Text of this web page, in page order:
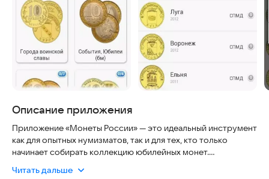
Описание приложения
Приложение «Монеты России» — это идеальный инструмент
как для опытных нумизматов, так и для тех, кто только
начинает собирать коллекцию юбилейных монет.
Ваша коллекция теперь всегда под рукой!
Читать дальше